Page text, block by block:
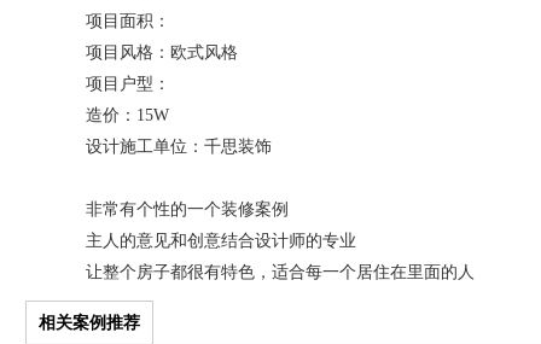
项目面积：
项目风格：欧式风格
项目户型：
造价：15W
设计施工单位：千思装饰
非常有个性的一个装修案例
主人的意见和创意结合设计师的专业
让整个房子都很有特色，适合每一个居住在里面的人
相关案例推荐